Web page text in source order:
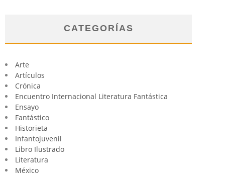
CATEGORÍAS
Arte
Artículos
Crónica
Encuentro Internacional Literatura Fantástica
Ensayo
Fantástico
Historieta
Infantojuvenil
Libro Ilustrado
Literatura
México